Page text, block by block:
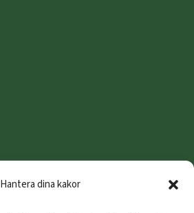
Hantera dina kakor